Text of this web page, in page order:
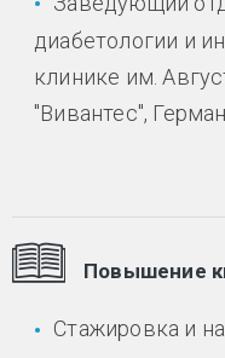
диабетологии и
клинике им.
"Вивантес",
Повышение
Стажировка и